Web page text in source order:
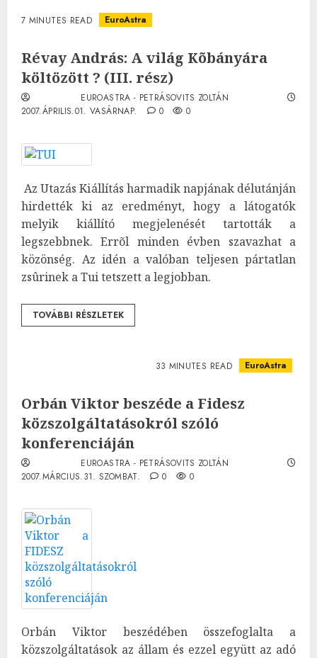
7 MINUTES READ EuroAstra
Révay András: A világ Kõbányára
költözött ? (III. rész)
EUROASTRA - PETRÁSOVITS ZOLTÁN
2007.ÁPRILIS.01. VASÁRNAP.
0 0
Az Utazás Kiállítás harmadik napjának délutánján
hirdették ki az eredményt, hogy a látogatók
melyik kiállító megjelenését tartották a
legszebbnek. Errõl minden évben szavazhat a
közönség. Az idén a valóban teljesen pártatlan
zsûrinek a Tui tetszett a legjobban.
TOVÁBBI RÉSZLETEK
33 MINUTES READ EuroAstra
Orbán Viktor beszéde a Fidesz
közszolgáltatásokról szóló
konferenciáján
EUROASTRA - PETRÁSOVITS ZOLTÁN
2007.MÁRCIUS.31. SZOMBAT.
0 0
Orbán Viktor beszédében összefoglalta a
közszolgáltatások az állam és ezzel együtt az adó